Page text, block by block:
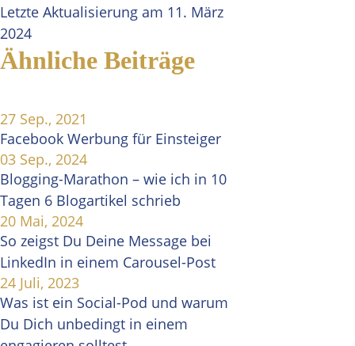
Letzte Aktualisierung am 11. März
2024
Ähnliche Beiträge
27 Sep., 2021
Facebook Werbung für Einsteiger
03 Sep., 2024
Blogging-Marathon – wie ich in 10
Tagen 6 Blogartikel schrieb
20 Mai, 2024
So zeigst Du Deine Message bei
LinkedIn in einem Carousel-Post
24 Juli, 2023
Was ist ein Social-Pod und warum
Du Dich unbedingt in einem